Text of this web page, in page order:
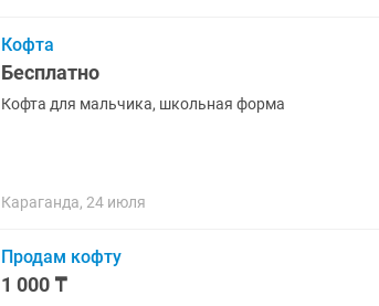
Кофта
Бесплатно
Кофта для мальчика, школьная форма
Караганда, 24 июля
Продам кофту
1 000 ₸